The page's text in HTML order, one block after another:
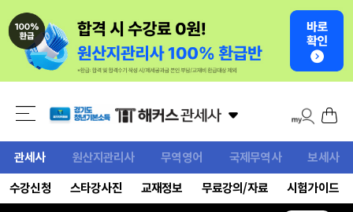
관세사 원산지관리사 무역영어 국제무역사 보세사
수강신청 스타강사진 교재정보 무료강의/자료 시험가이드